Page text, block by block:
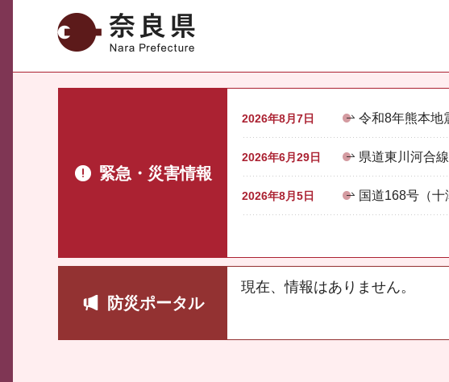
奈良県
緊急・災害情報
2026年8月7日 令和8年熊本地
2026年6月29日 県道東川河合
2026年8月5日 国道168号（
防災ポータル
現在、情報はありません。